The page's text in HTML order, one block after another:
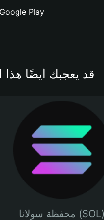
تنزيل من Google Play
قد يعجبك أيضًا هذا
محفظة سولانا (SOL)